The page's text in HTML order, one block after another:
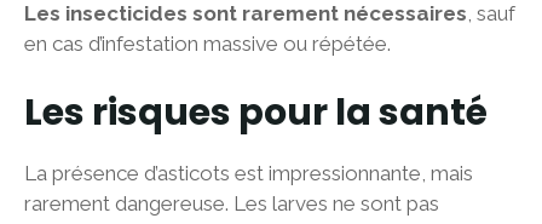
Les insecticides sont rarement nécessaires, sauf
en cas d’infestation massive ou répétée.
Les risques pour la santé
La présence d’asticots est impressionnante, mais
rarement dangereuse. Les larves ne sont pas